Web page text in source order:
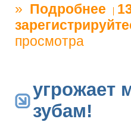
» Подробнее о
просмотра
угрожает
зубам!